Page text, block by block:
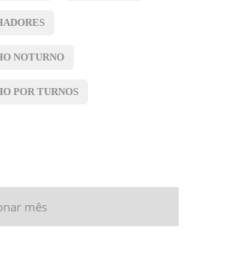
NOTURNO
POR TURNOS